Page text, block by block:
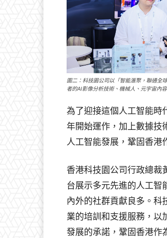
圖二：科技園公司以「智能滙聚，聯通全
者的AI影像分析技術、機械人、元宇宙內
為了迎接這個人工智能時
年開始運作，加上數據技
人工智能發展，鞏固香港
香港科技園公司行政總裁
台展示多元先進的人工智
內外的社群貢獻良多。科
業的培訓和支援服務，以
發展的承諾，鞏固香港作